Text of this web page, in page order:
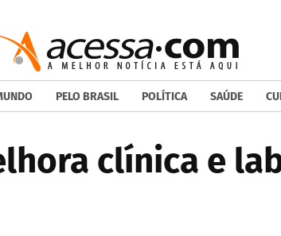
PELO BRASIL POLÍTICA SAÚDE
clínica e